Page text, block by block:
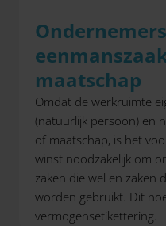
maatschap
Omdat de werkruimte
(natuurlijk persoon) en
of maatschap, is het
winst noodzakelijk om
zaken die wel en zaken
worden gebruikt. Dit
vermogensetikettering.